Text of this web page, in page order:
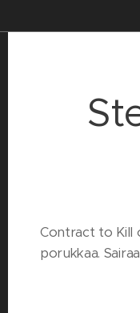
Contract to Kill
porukkaa.